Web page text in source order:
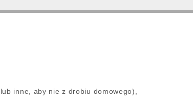
inne, aby nie z drobiu domowego),